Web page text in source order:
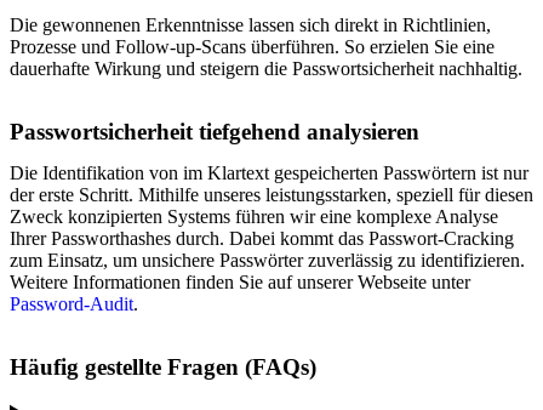
Die gewonnenen Erkenntnisse lassen sich direkt in Richtlinien,
Prozesse und Follow-up-Scans überführen. So erzielen Sie eine
dauerhafte Wirkung und steigern die Passwortsicherheit nachhaltig.
Passwortsicherheit tiefgehend analysieren
Die Identifikation von im Klartext gespeicherten Passwörtern ist nur
der erste Schritt. Mithilfe unseres leistungsstarken, speziell für diesen
Zweck konzipierten Systems führen wir eine komplexe Analyse
Ihrer Passworthashes durch. Dabei kommt das Passwort-Cracking
zum Einsatz, um unsichere Passwörter zuverlässig zu identifizieren.
Weitere Informationen finden Sie auf unserer Webseite unter
Password-Audit.
Häufig gestellte Fragen (FAQs)